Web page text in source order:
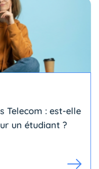
Telecom : est-elle
un étudiant ?